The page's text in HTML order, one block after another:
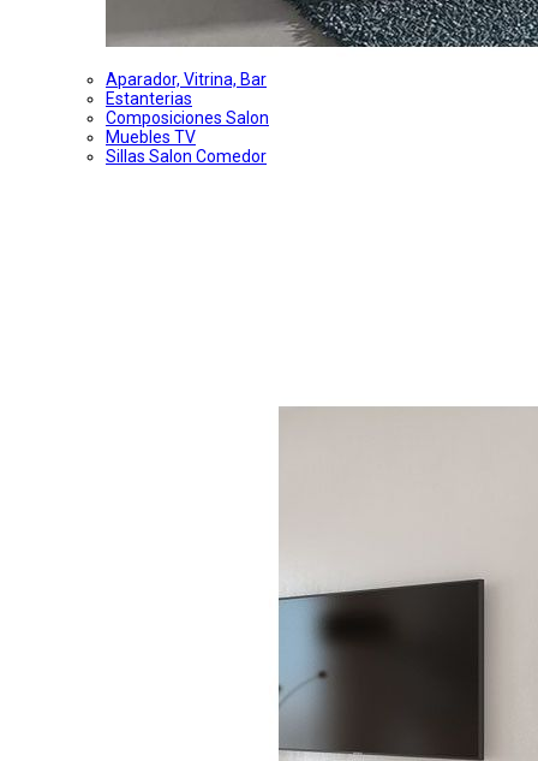
Aparador, Vitrina, Bar
Estanterias
Composiciones Salon
Muebles TV
Sillas Salon Comedor